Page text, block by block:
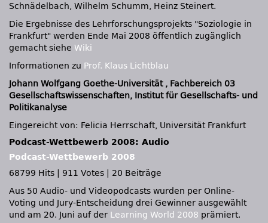
Schnädelbach, Wilhelm Schumm, Heinz Steinert.
Die Ergebnisse des Lehrforschungsprojekts "Soziologie in
Frankfurt" werden Ende Mai 2008 öffentlich zugänglich
gemacht siehe Wiki
Informationen zu Prof. Klaus Lichtblau
Johann Wolfgang Goethe-Universität , Fachbereich 03
Gesellschaftswissenschaften, Institut für Gesellschafts- und
Politikanalyse
Eingereicht von: Felicia Herrschaft, Universität Frankfurt
Podcast-Wettbewerb 2008: Audio
Podcast-Wettbewerb 2008
68799 Hits
911 Votes
20 Beiträge
Aus 50 Audio- und Videopodcasts wurden per Online-
Voting und Jury-Entscheidung drei Gewinner ausgewählt
und am 20. Juni auf der Learning World 2008 prämiert.